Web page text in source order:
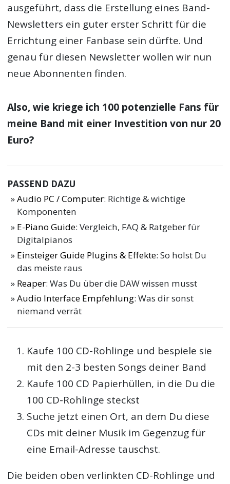
ausgeführt, dass die Erstellung eines Band-
Newsletters ein guter erster Schritt für die
Errichtung einer Fanbase sein dürfte. Und
genau für diesen Newsletter wollen wir nun
neue Abonnenten finden.
Also, wie kriege ich 100 potenzielle Fans für
meine Band mit einer Investition von nur 20
Euro?
PASSEND DAZU
Audio PC / Computer: Richtige & wichtige
Komponenten
E-Piano Guide: Vergleich, FAQ & Ratgeber für
Digitalpianos
Einsteiger Guide Plugins & Effekte: So holst Du
das meiste raus
Reaper: Was Du über die DAW wissen musst
Audio Interface Empfehlung: Was dir sonst
niemand verrät
Kaufe 100 CD-Rohlinge und bespiele sie
mit den 2-3 besten Songs deiner Band
Kaufe 100 CD Papierhüllen, in die Du die
100 CD-Rohlinge steckst
Suche jetzt einen Ort, an dem Du diese
CDs mit deiner Musik im Gegenzug für
eine Email-Adresse tauschst.
Die beiden oben verlinkten CD-Rohlinge und